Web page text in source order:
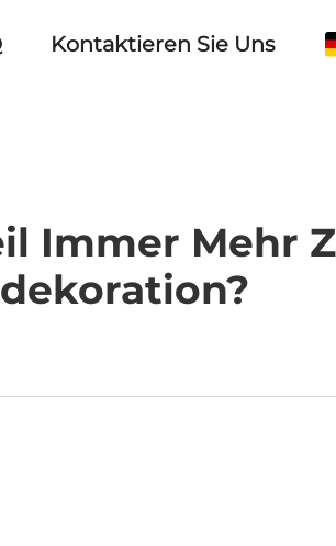
Kontaktieren Sie Uns
Immer Mehr